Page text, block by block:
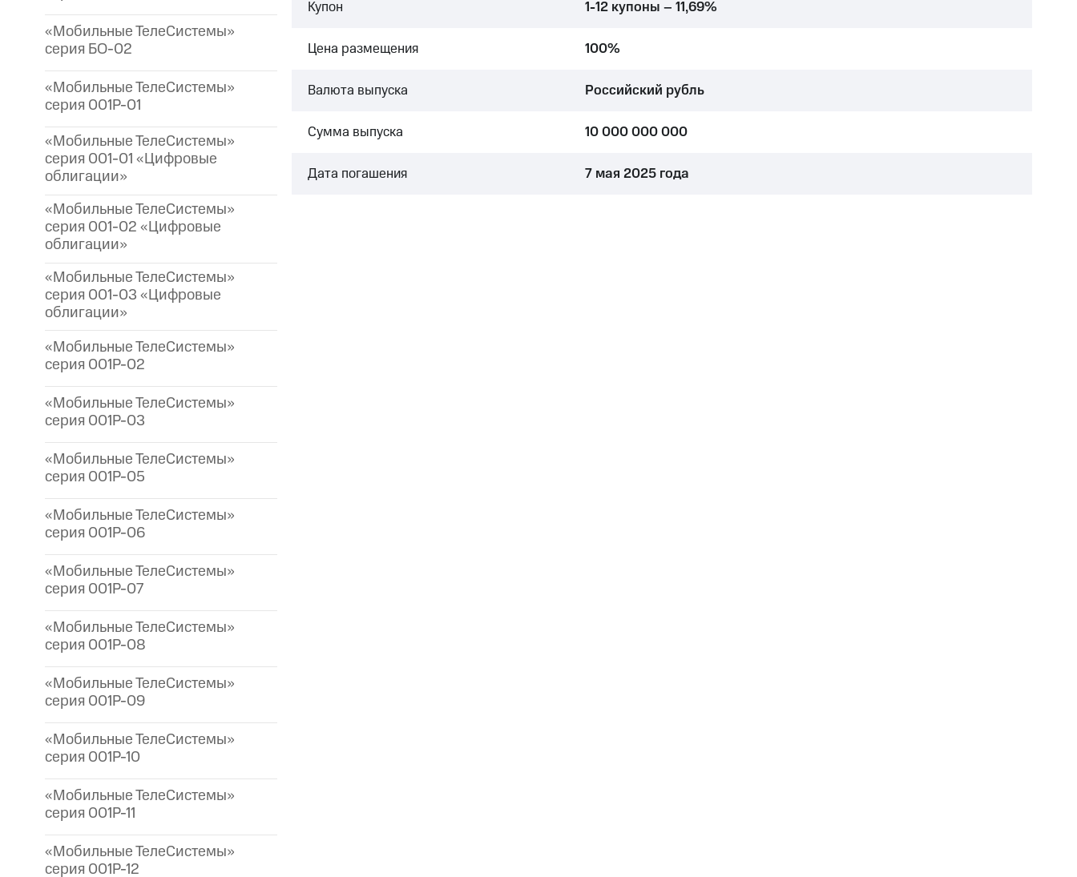
«Мобильные ТелеСистемы»
серия БО-02
«Мобильные ТелеСистемы»
серия 001P-01
«Мобильные ТелеСистемы»
серия 001-01 «Цифровые
облигации»
«Мобильные ТелеСистемы»
серия 001-02 «Цифровые
облигации»
«Мобильные ТелеСистемы»
серия 001-03 «Цифровые
облигации»
«Мобильные ТелеСистемы»
серия 001P-02
«Мобильные ТелеСистемы»
серия 001P-03
«Мобильные ТелеСистемы»
серия 001P-05
«Мобильные ТелеСистемы»
серия 001P-06
«Мобильные ТелеСистемы»
серия 001P-07
«Мобильные ТелеСистемы»
серия 001P-08
«Мобильные ТелеСистемы»
серия 001P-09
«Мобильные ТелеСистемы»
серия 001P-10
«Мобильные ТелеСистемы»
серия 001P-11
«Мобильные ТелеСистемы»
серия 001P-12
Купон 1-12 купоны – 11,69%
Цена размещения 100%
Валюта выпуска Российский рубль
Сумма выпуска 10 000 000 000
Дата погашения 7 мая 2025 года